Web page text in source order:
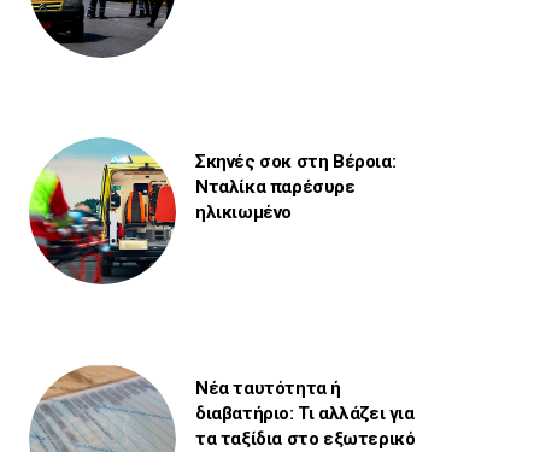
Σκηνές σοκ στη Βέροια:
Νταλίκα παρέσυρε
ηλικιωμένο
Νέα ταυτότητα ή
διαβατήριο: Τι αλλάζει για
τα ταξίδια στο εξωτερικό